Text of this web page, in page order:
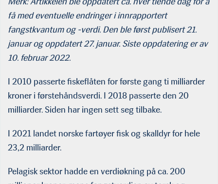
få med eventuelle endringer i innrapportert
fangstkvantum og -verdi. Den ble først publisert 21.
januar og oppdatert 27. januar. Siste oppdatering er av
10. februar 2022.
I 2010 passerte fiskeflåten for første gang ti milliarder
kroner i førstehåndsverdi. I 2018 passerte den 20
milliarder. Siden har ingen sett seg tilbake.
I 2021 landet norske fartøyer fisk og skalldyr for hele
23,2 milliarder.
Pelagisk sektor hadde en verdiøkning på ca. 200